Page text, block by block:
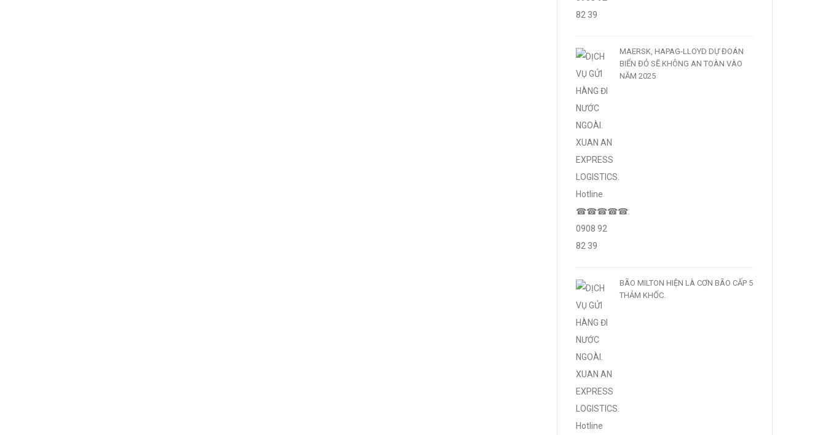
MAERSK, HAPAG-LLOYD DỰ ĐOÁN
BIỂN ĐỎ SẼ KHÔNG AN TOÀN VÀO
NĂM 2025
BÃO MILTON HIỆN LÀ CƠN BÃO CẤP 5
THẢM KHỐC.